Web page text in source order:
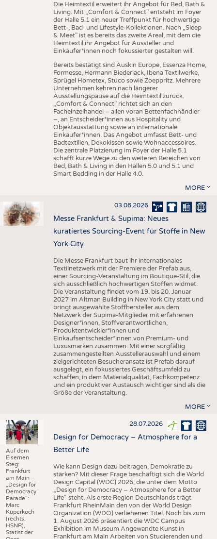
Die Heimtextil erweitert ihr Angebot für Bed, Bath &
Living: Mit „Comfort & Connect" entsteht im Foyer
der Halle 5.1 ein neuer Treffpunkt für hochwertige
Bett-, Bad- und Lifestyle-Kollektionen. Nach „Sleep
& Meet" ist es bereits das zweite Areal, mit dem die
Heimtextil ihr Angebot für Aussteller und
Einkäufer*innen noch fokussierter gestalten will.
Bereits bestätigt sind Auskin Europe, Essenza Home,
Formesse, Hermann Biederlack, Ibena Textilwerke,
Sprügel Hometex, Stuco sowie Zoeppritz. Mehrere
Unternehmen kehren nach längerer
Ausstellungspause auf die Heimtextil zurück.
„Comfort & Connect" richtet sich an den
Facheinzelhandel – allen voran Bettenfachhändler
–, an Entscheider*innen aus Hospitality und
Objektausstattung sowie an internationale
Einkäufer*innen. Das Angebot umfasst Bett- und
Badtextilien, Dekokissen sowie Wohnaccessoires.
Die zentrale Platzierung im Foyer der Halle 5.1
schafft kurze Wege zu den weiteren Bereichen von
Bed, Bath & Living in den Hallen 5.0 und 5.1 und
Smart Bedding in der Halle 4.0.
MORE
03.08.2026
Messe Frankfurt & Supima: Neues
kuratiertes Sourcing-Event für Stoffe in New
York City
Die Messe Frankfurt baut ihr internationales
Textilnetzwerk mit der Premiere der Prefab aus,
einer Sourcing-Veranstaltung im Boutique-Stil, die
sich ausschließlich hochwertigen Stoffen widmet.
Die Veranstaltung findet vom 19. bis 20. Januar
2027 im Altman Building in New York City statt und
bringt ausgewählte Stoffhersteller aus dem
Netzwerk der Supima-Mitglieder mit erfahrenen
Designer*innen, Stoffverantwortlichen,
Produktentwickler*innen und
Einkaufsentscheider*innen von Premium- und
Luxusmarken zusammen. Mit einer sorgfältig
zusammengestellten Ausstellerauswahl und einem
zielgerichteten Besucheransatz ist Prefab darauf
ausgelegt, ein fokussiertes Geschäftsumfeld zu
schaffen, in dem Materialqualität, Fachkompetenz
und ein produktiver Austausch wichtiger sind als die
Größe der Veranstaltung.
MORE
Auf dem
Eisernen
Steg:
Frankfurt
am Main –
„Design for
Democracy
Parade“:
Marc
Küperkoch
(rechts,
HSNR),
Statist der
28.07.2026
Design for Democracy – Atmosphere for a
Better Life
Wie kann Design dazu beitragen, Demokratie zu
stärken? Mit dieser Frage beschäftigt sich die World
Design Capital (WDC) 2026, die unter dem Motto
„Design for Democracy – Atmosphere for a Better
Life“ steht. Als erste Region Deutschlands trägt
Frankfurt RheinMain den von der World Design
Organization (WDO) verliehenen Titel. Noch bis zum
1. August 2026 präsentiert die WDC Campus
Exhibition im Museum Angewandte Kunst in
Frankfurt am Main Arbeiten von Studierenden und